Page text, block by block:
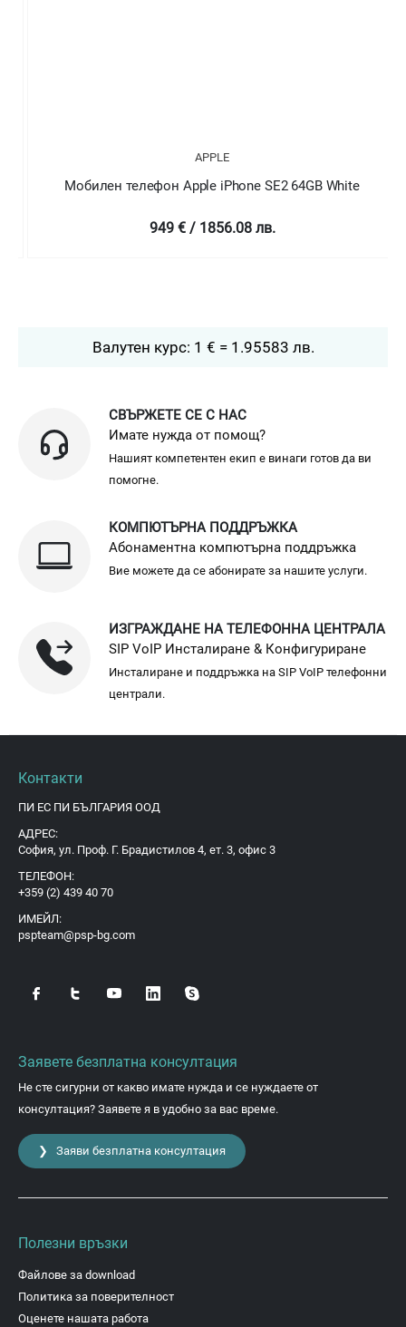
APPLE
Мобилен телефон Apple iPhone SE2 64GB White
949 € / 1856.08 лв.
Валутен курс: 1 € = 1.95583 лв.
СВЪРЖЕТЕ СЕ С НАС
Имате нужда от помощ?
Нашият компетентен екип е винаги готов да ви
помогне.
КОМПЮТЪРНА ПОДДРЪЖКА
Абонаментна компютърна поддръжка
Вие можете да се абонирате за нашите услуги.
ИЗГРАЖДАНЕ НА ТЕЛЕФОННА ЦЕНТРАЛА
SIP VoIP Инсталиране & Конфигуриране
Инсталиране и поддръжка на SIP VoIP телефонни
централи.
Контакти
ПИ ЕС ПИ БЪЛГАРИЯ ООД
АДРЕС:
София, ул. Проф. Г. Брадистилов 4, ет. 3, офис 3
ТЕЛЕФОН:
+359 (2) 439 40 70
ИМЕЙЛ:
pspteam@psp-bg.com
Заявете безплатна консултация
Не сте сигурни от какво имате нужда и се нуждаете от
консултация? Заявете я в удобно за вас време.
❯ Заяви безплатна консултация
Полезни връзки
Файлове за download
Политика за поверителност
Оценете нашата работа